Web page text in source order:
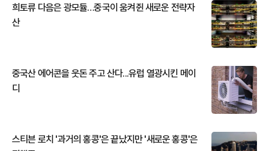
희토류 다음은 광모듈…중국이 움켜쥔 새로운 전략자
산
중국산 에어콘을 웃돈 주고 산다...유럽 열광시킨 메이
디
스티븐 로치 '과거의 홍콩'은 끝났지만 '새로운 홍콩'은